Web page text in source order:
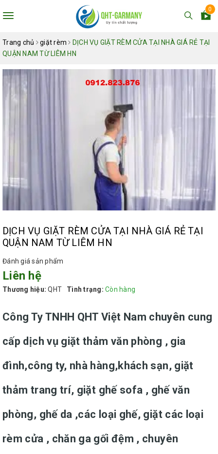
Toggle
0
Trang chủ giặt rèm
DỊCH VỤ GIẶT RÈM CỬA TẠI NHÀ GIÁ RẺ TẠI
QUẬN NAM TỪ LIÊM HN
DỊCH VỤ GIẶT RÈM CỬA TẠI NHÀ GIÁ RẺ TẠI
QUẬN NAM TỪ LIÊM HN
Đánh giá sản phẩm
Liên hệ
Thương hiệu: QHT Tình trạng: Còn hàng
Công Ty TNHH QHT Việt Nam chuyên cung
cấp dịch vụ giặt thảm văn phòng , gia
đình,công ty, nhà hàng,khách sạn, giặt
thảm trang trí, giặt ghế sofa , ghế văn
phòng, ghế da ,các loại ghế, giặt các loại
rèm cửa , chăn ga gối đệm , chuyên